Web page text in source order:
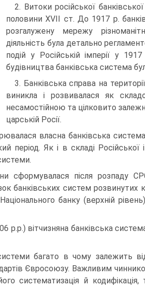
2. Витоки російської
половини XVII ст. До 1917 р.
розгалужену мережу
діяльність була детально
подій у Російській імперії у
будівництва банківська система
3. Банківська справа на
виникла і розвивалася як
несамостійною та цілковито
царській Росії.
власна банківська
період. Як і в складі Російської
сформувалася після розпаду
банківських систем розвинутих
банку (верхній
р.р.) вітчизняна банківська
багато в чому залежить
Євросоюзу. Важливим
систематизація й